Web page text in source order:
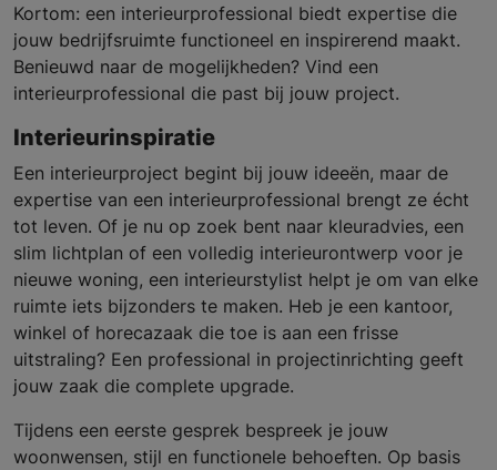
Kortom: een interieurprofessional biedt expertise die
jouw bedrijfsruimte functioneel en inspirerend maakt.
Benieuwd naar de mogelijkheden? Vind een
interieurprofessional die past bij jouw project.
Interieurinspiratie
Een interieurproject begint bij jouw ideeën, maar de
expertise van een interieurprofessional brengt ze écht
tot leven. Of je nu op zoek bent naar kleuradvies, een
slim lichtplan of een volledig interieurontwerp voor je
nieuwe woning, een interieurstylist helpt je om van elke
ruimte iets bijzonders te maken. Heb je een kantoor,
winkel of horecazaak die toe is aan een frisse
uitstraling? Een professional in projectinrichting geeft
jouw zaak die complete upgrade.
Tijdens een eerste gesprek bespreek je jouw
woonwensen, stijl en functionele behoeften. Op basis